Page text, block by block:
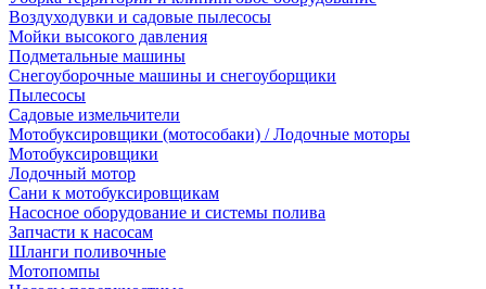
Воздуходувки и садовые пылесосы
Мойки высокого давления
Подметальные машины
Снегоуборочные машины и снегоуборщики
Пылесосы
Садовые измельчители
Мотобуксировщики (мотособаки) / Лодочные моторы
Мотобуксировщики
Лодочный мотор
Сани к мотобуксировщикам
Насосное оборудование и системы полива
Запчасти к насосам
Шланги поливочные
Мотопомпы